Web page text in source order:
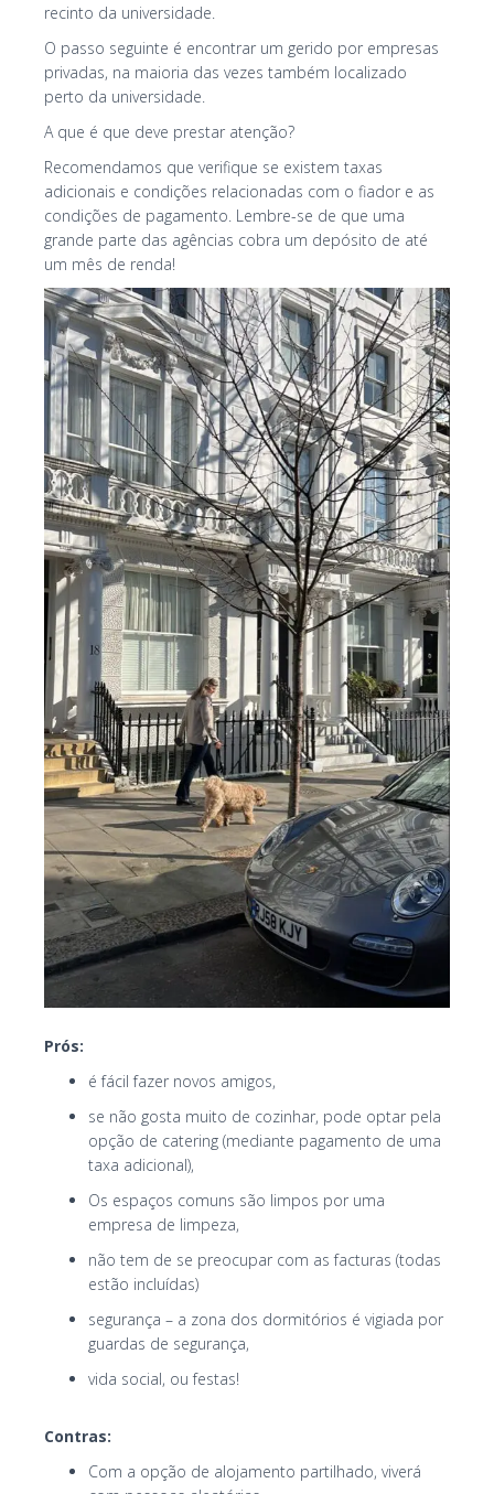
recinto da universidade.
O passo seguinte é encontrar um gerido por empresas
privadas, na maioria das vezes também localizado
perto da universidade.
A que é que deve prestar atenção?
Recomendamos que verifique se existem taxas
adicionais e condições relacionadas com o fiador e as
condições de pagamento. Lembre-se de que uma
grande parte das agências cobra um depósito de até
um mês de renda!
Prós:
é fácil fazer novos amigos,
se não gosta muito de cozinhar, pode optar pela
opção de catering (mediante pagamento de uma
taxa adicional),
Os espaços comuns são limpos por uma
empresa de limpeza,
não tem de se preocupar com as facturas (todas
estão incluídas)
segurança – a zona dos dormitórios é vigiada por
guardas de segurança,
vida social, ou festas!
Contras:
Com a opção de alojamento partilhado, viverá